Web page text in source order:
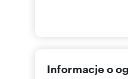
Informacje o